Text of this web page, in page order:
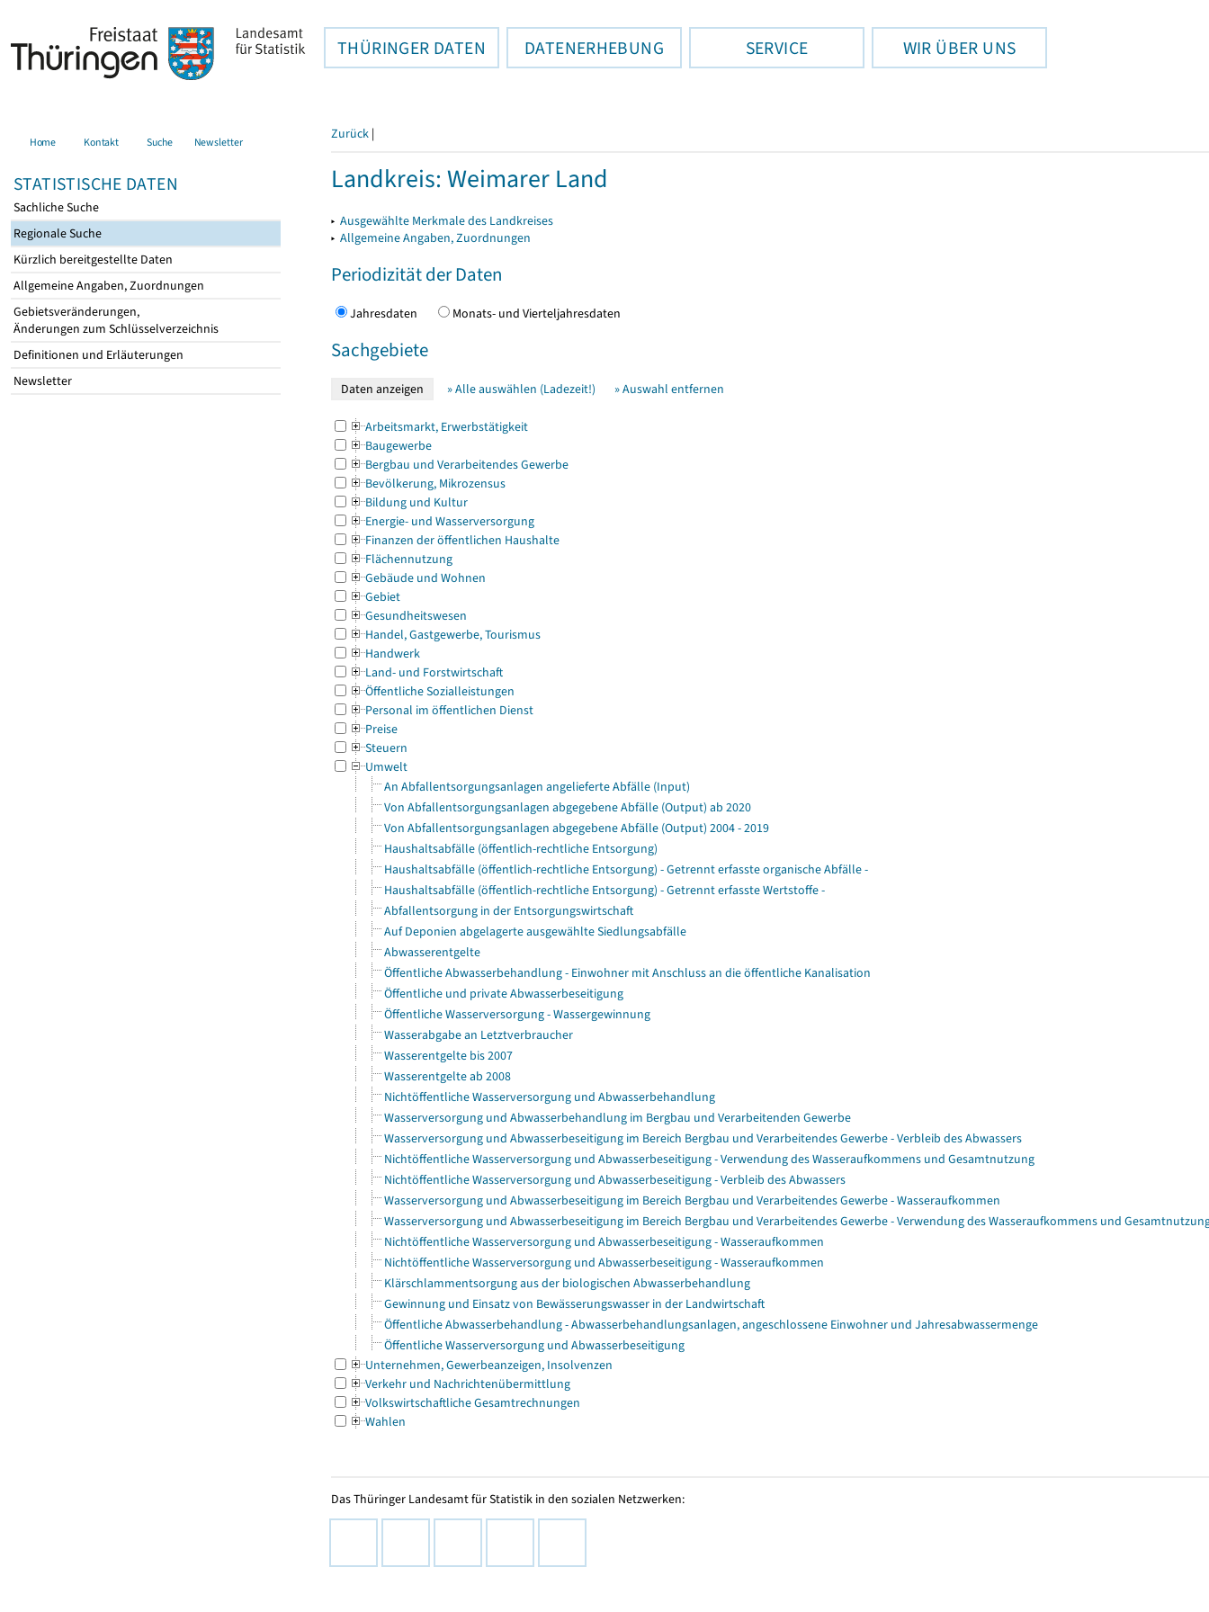
THÜRINGER DATEN DATENERHEBUNG SERVICE WIR ÜBER UNS
Home Kontakt Suche Newsletter
STATISTISCHE DATEN
Sachliche Suche
Regionale Suche
Kürzlich bereitgestellte Daten
Allgemeine Angaben, Zuordnungen
Gebietsveränderungen,
Änderungen zum Schlüsselverzeichnis
Definitionen und Erläuterungen
Newsletter
Zurück |
Landkreis: Weimarer Land
▸ Ausgewählte Merkmale des Landkreises
▸ Allgemeine Angaben, Zuordnungen
Periodizität der Daten
Jahresdaten Monats- und Vierteljahresdaten
Sachgebiete
» Alle auswählen (Ladezeit!) » Auswahl entfernen
Arbeitsmarkt, Erwerbstätigkeit
Baugewerbe
Bergbau und Verarbeitendes Gewerbe
Bevölkerung, Mikrozensus
Bildung und Kultur
Energie- und Wasserversorgung
Finanzen der öffentlichen Haushalte
Flächennutzung
Gebäude und Wohnen
Gebiet
Gesundheitswesen
Handel, Gastgewerbe, Tourismus
Handwerk
Land- und Forstwirtschaft
Öffentliche Sozialleistungen
Personal im öffentlichen Dienst
Preise
Steuern
Umwelt
An Abfallentsorgungsanlagen angelieferte Abfälle (Input)
Von Abfallentsorgungsanlagen abgegebene Abfälle (Output) ab 2020
Von Abfallentsorgungsanlagen abgegebene Abfälle (Output) 2004 - 2019
Haushaltsabfälle (öffentlich-rechtliche Entsorgung)
Haushaltsabfälle (öffentlich-rechtliche Entsorgung) - Getrennt erfasste organische Abfälle -
Haushaltsabfälle (öffentlich-rechtliche Entsorgung) - Getrennt erfasste Wertstoffe -
Abfallentsorgung in der Entsorgungswirtschaft
Auf Deponien abgelagerte ausgewählte Siedlungsabfälle
Abwasserentgelte
Öffentliche Abwasserbehandlung - Einwohner mit Anschluss an die öffentliche Kanalisation
Öffentliche und private Abwasserbeseitigung
Öffentliche Wasserversorgung - Wassergewinnung
Wasserabgabe an Letztverbraucher
Wasserentgelte bis 2007
Wasserentgelte ab 2008
Nichtöffentliche Wasserversorgung und Abwasserbehandlung
Wasserversorgung und Abwasserbehandlung im Bergbau und Verarbeitenden Gewerbe
Wasserversorgung und Abwasserbeseitigung im Bereich Bergbau und Verarbeitendes Gewerbe - Verbleib des Abwassers
Nichtöffentliche Wasserversorgung und Abwasserbeseitigung - Verwendung des Wasseraufkommens und Gesamtnutzung
Nichtöffentliche Wasserversorgung und Abwasserbeseitigung - Verbleib des Abwassers
Wasserversorgung und Abwasserbeseitigung im Bereich Bergbau und Verarbeitendes Gewerbe - Wasseraufkommen
Wasserversorgung und Abwasserbeseitigung im Bereich Bergbau und Verarbeitendes Gewerbe - Verwendung des Wasseraufkommens und
Nichtöffentliche Wasserversorgung und Abwasserbeseitigung - Wasseraufkommen
Nichtöffentliche Wasserversorgung und Abwasserbeseitigung - Wasseraufkommen
Klärschlammentsorgung aus der biologischen Abwasserbehandlung
Gewinnung und Einsatz von Bewässerungswasser in der Landwirtschaft
Öffentliche Abwasserbehandlung - Abwasserbehandlungsanlagen, angeschlossene Einwohner und Jahresabwassermenge
Öffentliche Wasserversorgung und Abwasserbeseitigung
Unternehmen, Gewerbeanzeigen, Insolvenzen
Verkehr und Nachrichtenübermittlung
Volkswirtschaftliche Gesamtrechnungen
Wahlen
Das Thüringer Landesamt für Statistik in den sozialen Netzwerken: